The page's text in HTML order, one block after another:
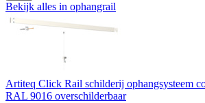
Bekijk alles in ophangrail
Artiteq Click Rail schilderij ophangsysteem
RAL 9016 overschilderbaar